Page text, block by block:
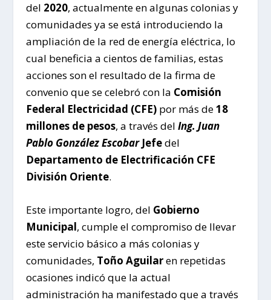
del 2020, actualmente en algunas colonias y
comunidades ya se está introduciendo la
ampliación de la red de energía eléctrica, lo
cual beneficia a cientos de familias, estas
acciones son el resultado de la firma de
convenio que se celebró con la Comisión
Federal Electricidad (CFE)por más de18
millones de pesos, a través del Ing. Juan
Pablo González EscobarJefedel
Departamento de Electrificación CFE
División Oriente.
Este importante logro, del Gobierno
Municipal, cumple el compromiso de llevar
este servicio básico a más colonias y
comunidades, Toño Aguilaren repetidas
ocasiones indicó que la actual
administración ha manifestado que a través